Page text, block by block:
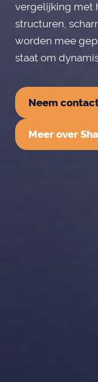
vergelijking met
structuren,
worden mee
staat om
Neem
Meer over